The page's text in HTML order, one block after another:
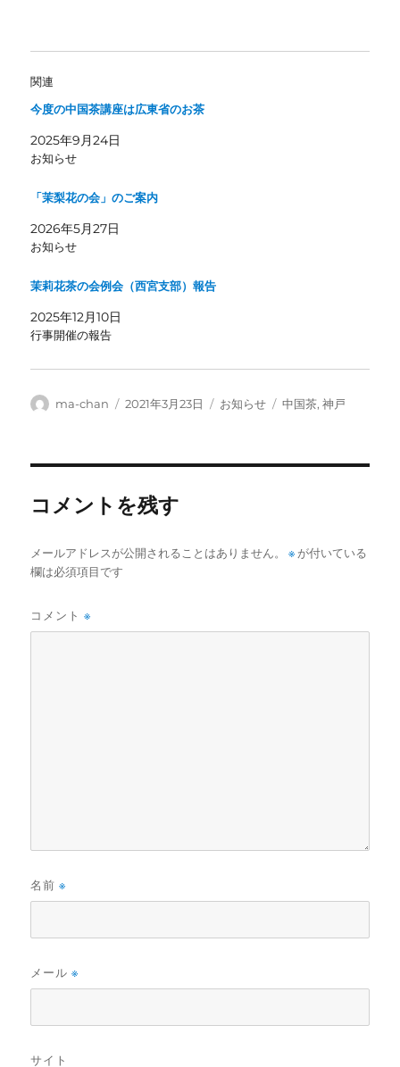
関連
今度の中国茶講座は広東省のお茶
2025年9月24日
お知らせ
「茉梨花の会」のご案内
2026年5月27日
お知らせ
茉莉花茶の会例会（西宮支部）報告
2025年12月10日
行事開催の報告
投
ma-chan
投
2021年3月23日
カ
お知らせ
タ
中国茶,神戸
コメントを残す
メールアドレスが公開されることはありません。 ※ が付いている
欄は必須項目です
コメント※
名前※
メール※
サイト